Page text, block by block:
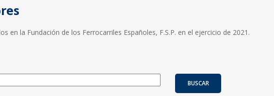
en la Fundación de los Ferrocarriles Españoles, F.S.P. en el ejercicio de 2021.
BUSCAR